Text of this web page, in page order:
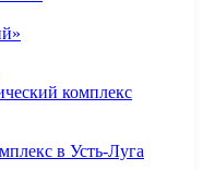
комплекс
в Усть-Луга